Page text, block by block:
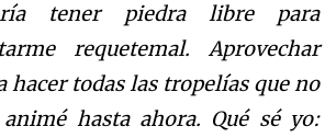
ía tener piedra libre para
me requetemal.Aprovechar
hacer todas las tropelíasqueno
é hasta ahora. Qué sé yo: